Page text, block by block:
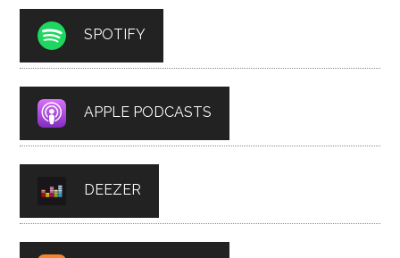
SPOTIFY
APPLE PODCASTS
DEEZER